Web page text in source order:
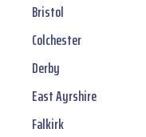
Bristol
Colchester
Derby
East Ayrshire
Falkirk